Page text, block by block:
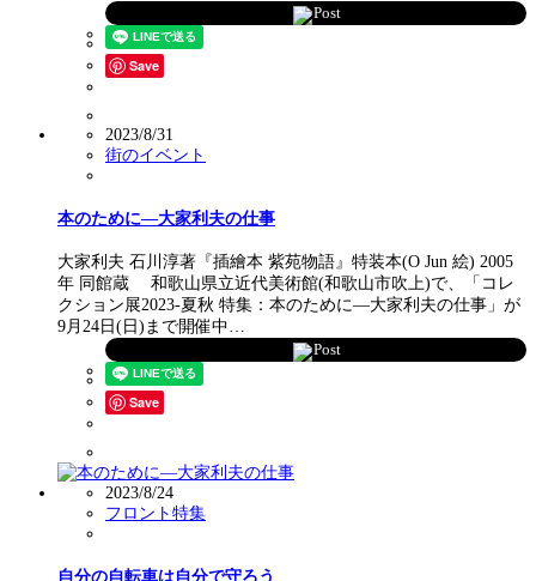
Post
Save
2023/8/31
街のイベント
本のために―大家利夫の仕事
大家利夫 石川淳著『插繪本 紫苑物語』特装本(O Jun 絵) 2005
年 同館蔵 和歌山県立近代美術館(和歌山市吹上)で、「コレ
クション展2023-夏秋 特集：本のために―大家利夫の仕事」が
9月24日(日)まで開催中…
Post
Save
2023/8/24
フロント特集
自分の自転車は自分で守ろう